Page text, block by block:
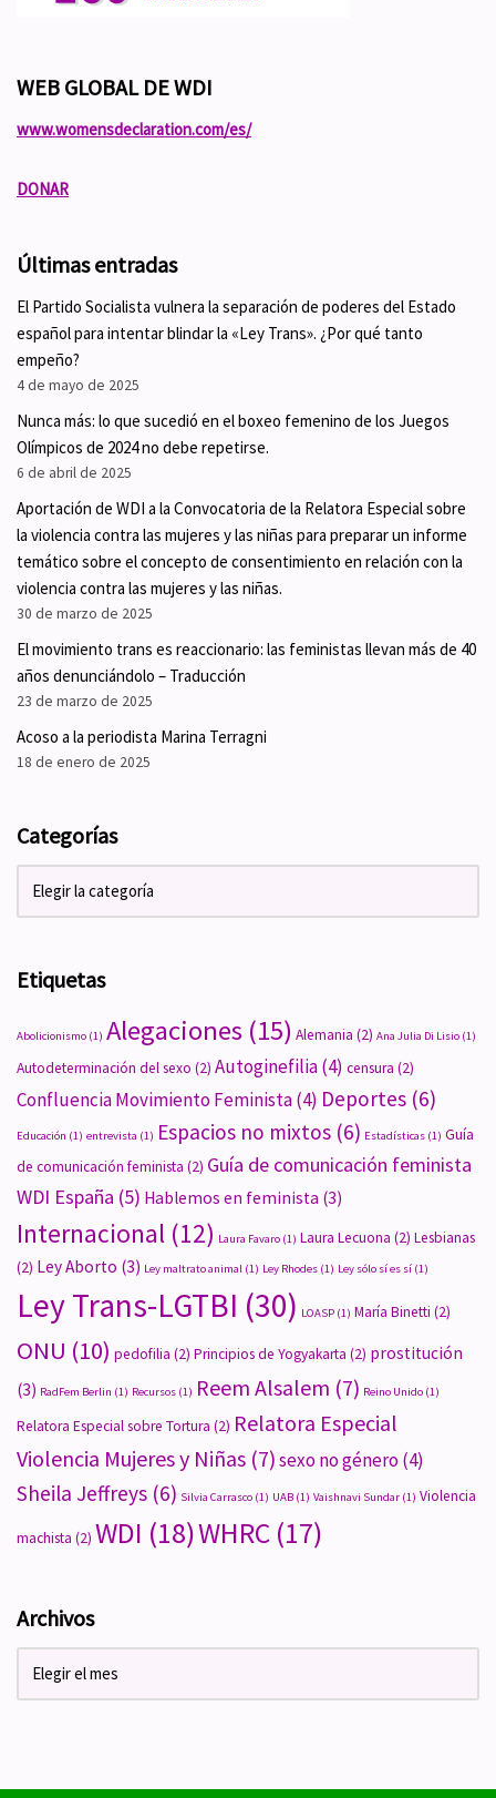
WEB GLOBAL DE WDI
www.womensdeclaration.com/es/
DONAR
Últimas entradas
El Partido Socialista vulnera la separación de poderes del Estado
español para intentar blindar la «Ley Trans». ¿Por qué tanto
empeño?
4 de mayo de 2025
Nunca más: lo que sucedió en el boxeo femenino de los Juegos
Olímpicos de 2024 no debe repetirse.
6 de abril de 2025
Aportación de WDI a la Convocatoria de la Relatora Especial sobre
la violencia contra las mujeres y las niñas para preparar un informe
temático sobre el concepto de consentimiento en relación con la
violencia contra las mujeres y las niñas.
30 de marzo de 2025
El movimiento trans es reaccionario: las feministas llevan más de 40
años denunciándolo – Traducción
23 de marzo de 2025
Acoso a la periodista Marina Terragni
18 de enero de 2025
Categorías
Etiquetas
Abolicionismo (1) Alegaciones (15) Alemania (2) Ana Julia Di Lisio (1)
Autodeterminación del sexo (2) Autoginefilia(4) censura (2)
Confluencia Movimiento Feminista(4) Deportes (6)
Educación (1) entrevista (1) Espacios no mixtos (6) Estadísticas (1) Guía
de comunicación feminista (2) Guía de comunicación feminista
WDI España (5) Hablemos en feminista (3)
Internacional (12) Laura Favaro (1) Laura Lecuona (2) Lesbianas
(2) Ley Aborto (3) Ley maltrato animal (1) Ley Rhodes (1) Ley sólo sí es sí (1)
Ley Trans-LGTBI (30) LOASP (1) María Binetti (2)
ONU (10) pedofilia (2) Principios de Yogyakarta (2) prostitución
(3) RadFem Berlin (1) Recursos (1) Reem Alsalem (7) Reino Unido (1)
Relatora Especial sobre Tortura (2) Relatora Especial
Violencia Mujeres y Niñas (7)sexo no género(4)
Sheila Jeffreys (6) Silvia Carrasco (1) UAB (1) Vaishnavi Sundar (1) Violencia
machista (2) WDI (18)WHRC (17)
Archivos